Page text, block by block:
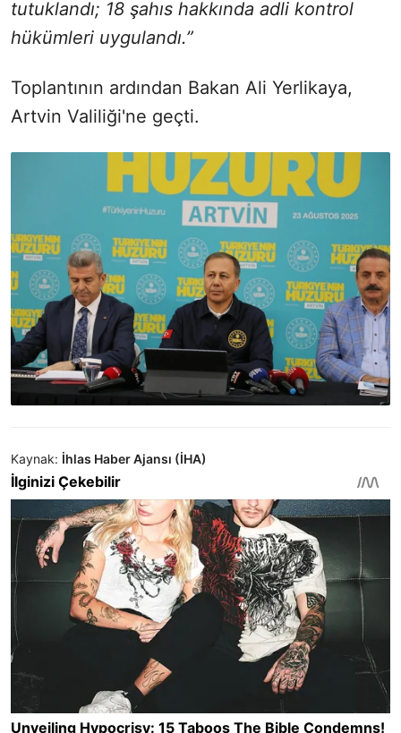
tutuklandı; 18 şahıs hakkında adli kontrol
hükümleri uygulandı.”
Toplantının ardından Bakan Ali Yerlikaya,
Artvin Valiliği'ne geçti.
Kaynak: İhlas Haber Ajansı (İHA)